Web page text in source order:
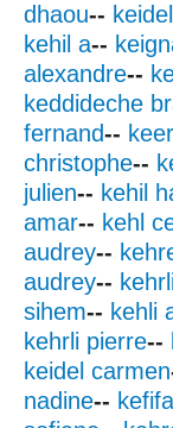
dhaou--
kehil a--
alexandre--
keddideche
fernand--
christophe--
julien-- kehil
amar-- kehl
audrey--
audrey--
sihem-- kehli
kehrli pierre--
keidel carmen
nadine--